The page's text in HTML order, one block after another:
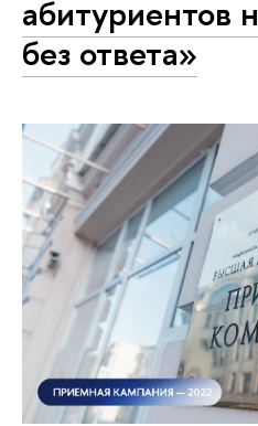
абитуриентов
без ответа»